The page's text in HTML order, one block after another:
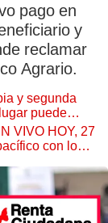
pago en
y
reclamar
Agrario.
y segunda
puede
VIVO HOY, 27
con los